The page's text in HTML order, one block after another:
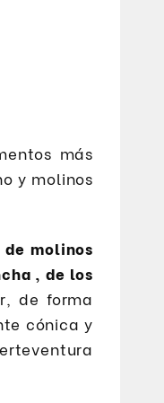
más
y molinos
molinos
, de los
de forma
cónica y